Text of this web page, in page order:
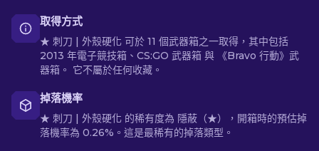
取得方式
★ 刺刀 | 外殼硬化 可於 11 個武器箱之一取得，其中包括
2013 年電子競技箱、CS:GO 武器箱 與 《Bravo 行動》武
器箱。 它不屬於任何收藏。
掉落機率
★ 刺刀 | 外殼硬化 的稀有度為 隱蔽（★），開箱時的預估掉
落機率為 0.26%。這是最稀有的掉落類型。